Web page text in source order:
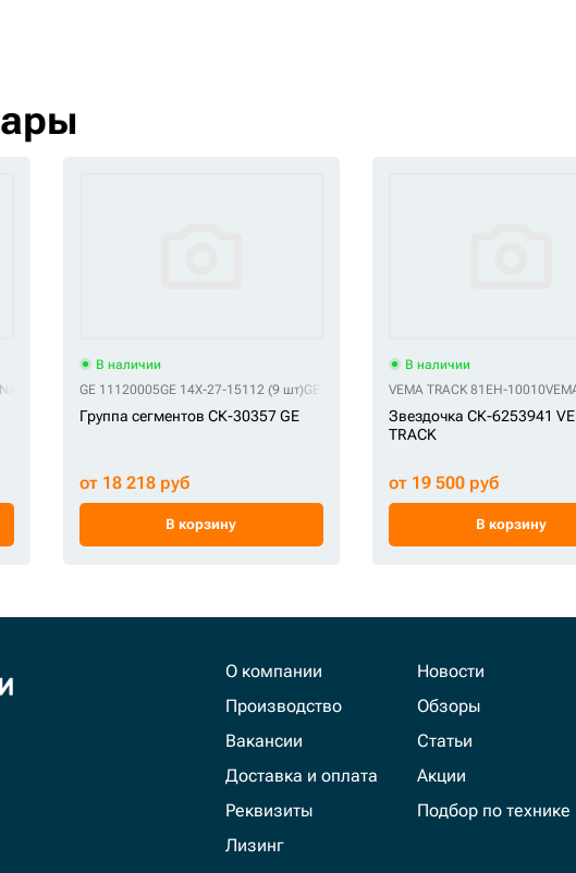
QHD JNA0351QHD LK271QHD R26130A0M01 QHD UR171R023 QHD VLK271V
В наличии
GE 11120005GE 14X-27-15112 (9 шт)GE 16Y-18-00014 (9 шт)GE 76046957GE
Группа сегментов СК-30357 GE
от 18 218 руб
В корзину
В наличии
VEMA TRACK 81EH-10010
Звездочка СК-6253941
TRACK
от 19 500 руб
В корзину
О компании
Производство
Вакансии
Доставка и оплата
Реквизиты
Лизинг
Новости
Обзоры
Статьи
Акции
Подбор по технике